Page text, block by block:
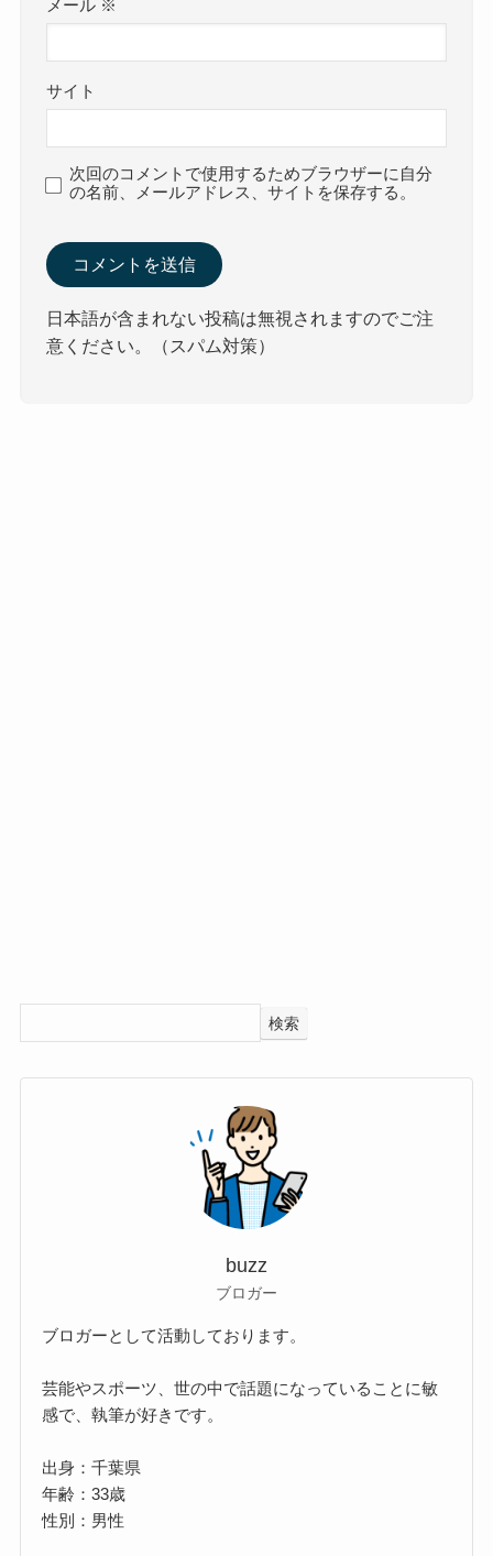
メール ※
サイト
次回のコメントで使用するためブラウザーに自分
の名前、メールアドレス、サイトを保存する。
日本語が含まれない投稿は無視されますのでご注
意ください。（スパム対策）
検索
buzz
ブロガー
ブロガーとして活動しております。
芸能やスポーツ、世の中で話題になっていることに敏
感で、執筆が好きです。
出身：千葉県
年齢：33歳
性別：男性